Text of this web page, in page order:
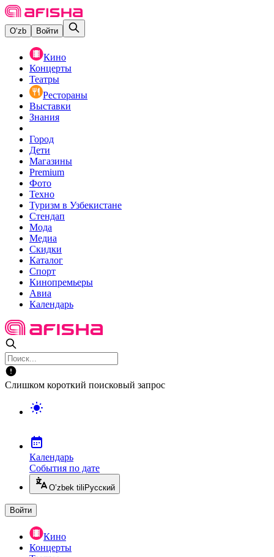
O‘zb Войти
Кино
Концерты
Театры
Рестораны
Выставки
Знания
Город
Дети
Магазины
Premium
Фото
Техно
Туризм в Узбекистане
Стендап
Мода
Медиа
Скидки
Каталог
Спорт
Кинопремьеры
Авиа
Календарь
Слишком короткий поисковый запрос
Календарь
События по дате
O’zbek tili Русский
Войти
Кино
Концерты